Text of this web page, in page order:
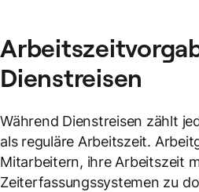
Dienstreisen
Während Dienstreisen zählt
als reguläre Arbeitszeit.
Mitarbeitern, ihre Arbeitszeit
Zeiterfassungssystemen zu